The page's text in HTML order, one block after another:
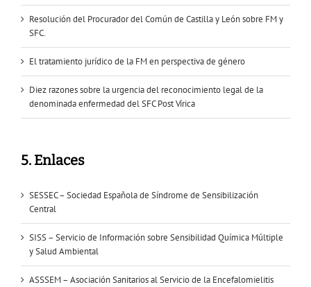
Resolución del Procurador del Común de Castilla y León sobre FM y
SFC.
El tratamiento jurídico de la FM en perspectiva de género
Diez razones sobre la urgencia del reconocimiento legal de la
denominada enfermedad del SFC Post Vírica
5. Enlaces
SESSEC – Sociedad Española de Síndrome de Sensibilización
Central
SISS – Servicio de Información sobre Sensibilidad Química Múltiple
y Salud Ambiental
ASSSEM – Asociación Sanitarios al Servicio de la Encefalomielitis